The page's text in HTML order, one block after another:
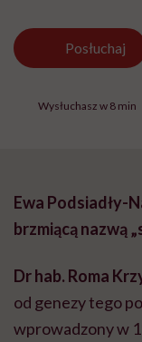
Posłuchaj
Wysłuchasz w 8 min
Ewa Podsiadły-
brzmiącą nazwą
Dr hab. Roma
od genezy tego
wprowadzony w